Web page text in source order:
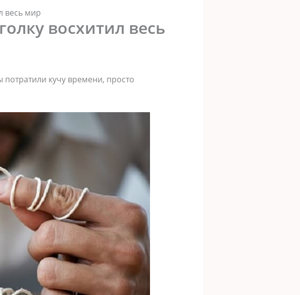
весь мир
восхитил весь
кучу времени, просто